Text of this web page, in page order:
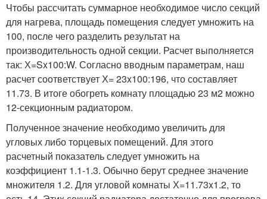
Чтобы рассчитать суммарное необходимое число секций
для нагрева, площадь помещения следует умножить на
100, после чего разделить результат на
производительность одной секции. Расчет выполняется
так: Х=Sx100:W. Согласно вводным параметрам, наш
расчет соответствует Х= 23x100:196, что составляет
11.73. В итоге обогреть комнату площадью 23 м2 можно
12-секционным радиатором.
Полученное значение необходимо увеличить для
угловых либо торцевых помещений. Для этого
расчетный показатель следует умножить на
коэффициент 1.1-1.3. Обычно берут среднее значение
множителя 1.2. Для угловой комнаты Х=11.73x1.2, то